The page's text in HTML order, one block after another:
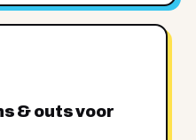
& outs voor